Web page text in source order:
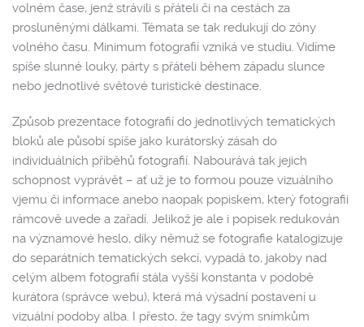
volném čase, jenž strávili s přáteli či na cestách za
prosluněnými dálkami. Témata se tak redukují do zóny
volného času. Minimum fotografií vzniká ve studiu. Vidíme
spíše slunné louky, párty s přáteli během západu slunce
nebo jednotlivé světové turistické destinace.
Způsob prezentace fotografií do jednotlivých tematických
bloků ale působí spíše jako kurátorský zásah do
individuálních příběhů fotografií. Nabourává tak jejich
schopnost vyprávět – ať už je to formou pouze vizuálního
vjemu či informace anebo naopak popiskem, který fotografii
rámcově uvede a zařadí. Jelikož je ale i popisek redukován
na významové heslo, díky němuž se fotografie katalogizuje
do separátních tematických sekcí, vypadá to, jakoby nad
celým albem fotografií stála vyšší konstanta v podobě
kurátora (správce webu), která má výsadní postavení u
vizuální podoby alba. I přesto, že tagy svým snímkům